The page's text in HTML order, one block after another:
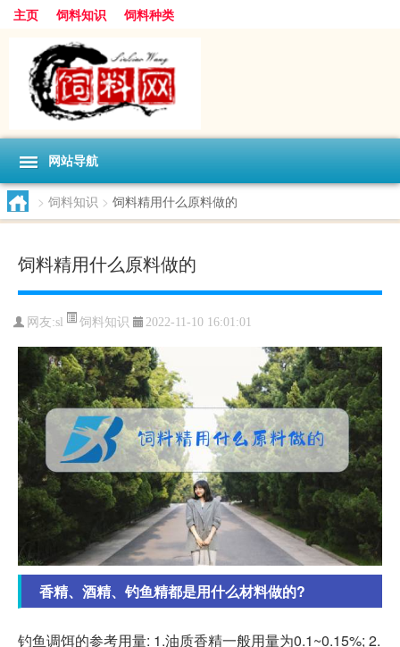
主页 饲料知识 饲料种类
网站导航
> 饲料知识 > 饲料精用什么原料做的
饲料精用什么原料做的
网友:sl 饲料知识 2022-11-10 16:01:01
香精、酒精、钓鱼精都是用什么材料做的?
钓鱼调饵的参考用量: 1.油质香精一般用量为0.1~0.15%; 2.